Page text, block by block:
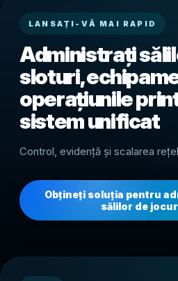
LANSAȚI-VĂ MAI RAPID
Administrați
sloturi,
operațiunile
sistem unificat
Control, evidență și scalarea
Obțineți soluția pentru
sălilor de